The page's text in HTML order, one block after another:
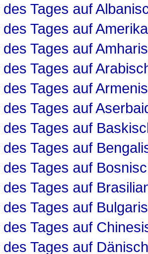
Tages auf
Tages auf
Tages auf
Tages auf
Tages auf
Tages auf
Tages auf
Tages auf
Tages auf
Tages auf
Tages auf
Tages auf
Tages auf Dänisch